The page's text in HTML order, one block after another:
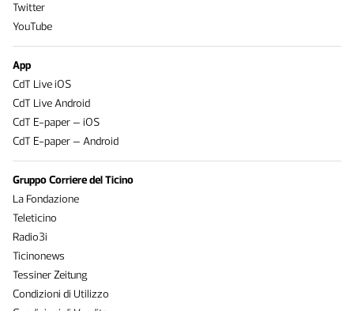
Twitter
YouTube
App
CdT Live iOS
CdT Live Android
CdT E-paper – iOS
CdT E-paper – Android
Gruppo Corriere del Ticino
La Fondazione
Teleticino
Radio3i
Ticinonews
Tessiner Zeitung
Condizioni di Utilizzo